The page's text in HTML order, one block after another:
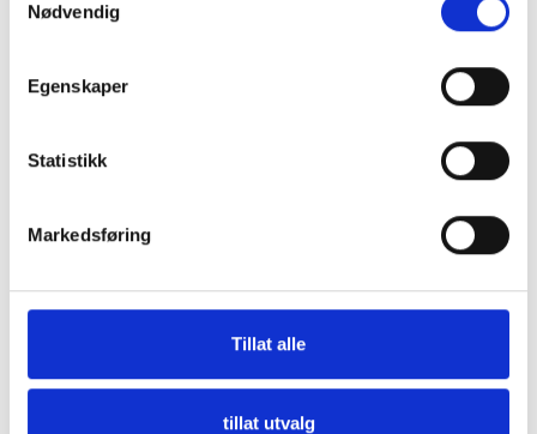
Nødvendig
Egenskaper
Statistikk
Markedsføring
Tillat alle
tillat utvalg
4LH-TE/HTE
Erstatter 119005-35100 og 119005-35151